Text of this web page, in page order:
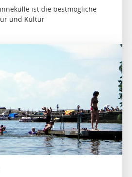
ist die bestmögliche
und Kultur